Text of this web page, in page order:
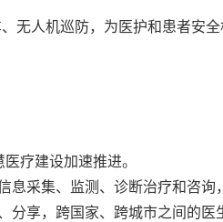
无人机巡防，为医护和患者安
疗建设加速推进。
息采集、监测、诊断治疗和咨询
分享，跨国家、跨城市之间的医